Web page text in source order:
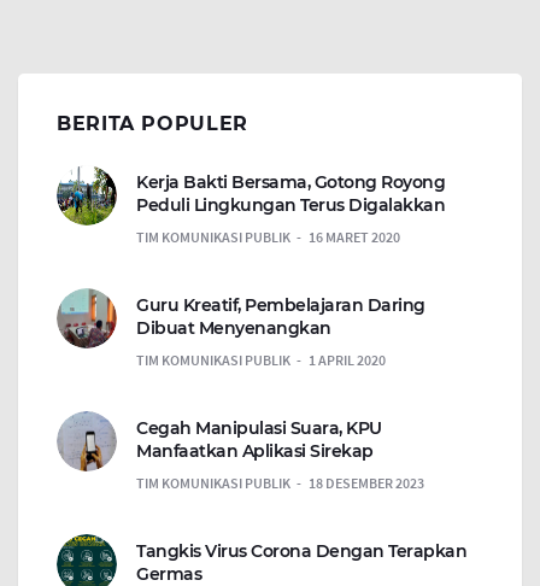
BERITA POPULER
Kerja Bakti Bersama, Gotong Royong
Peduli Lingkungan Terus Digalakkan
TIM KOMUNIKASI PUBLIK 16 MARET 2020
Guru Kreatif, Pembelajaran Daring
Dibuat Menyenangkan
TIM KOMUNIKASI PUBLIK 1 APRIL 2020
Cegah Manipulasi Suara, KPU
Manfaatkan Aplikasi Sirekap
TIM KOMUNIKASI PUBLIK 18 DESEMBER 2023
Tangkis Virus Corona Dengan Terapkan
Germas